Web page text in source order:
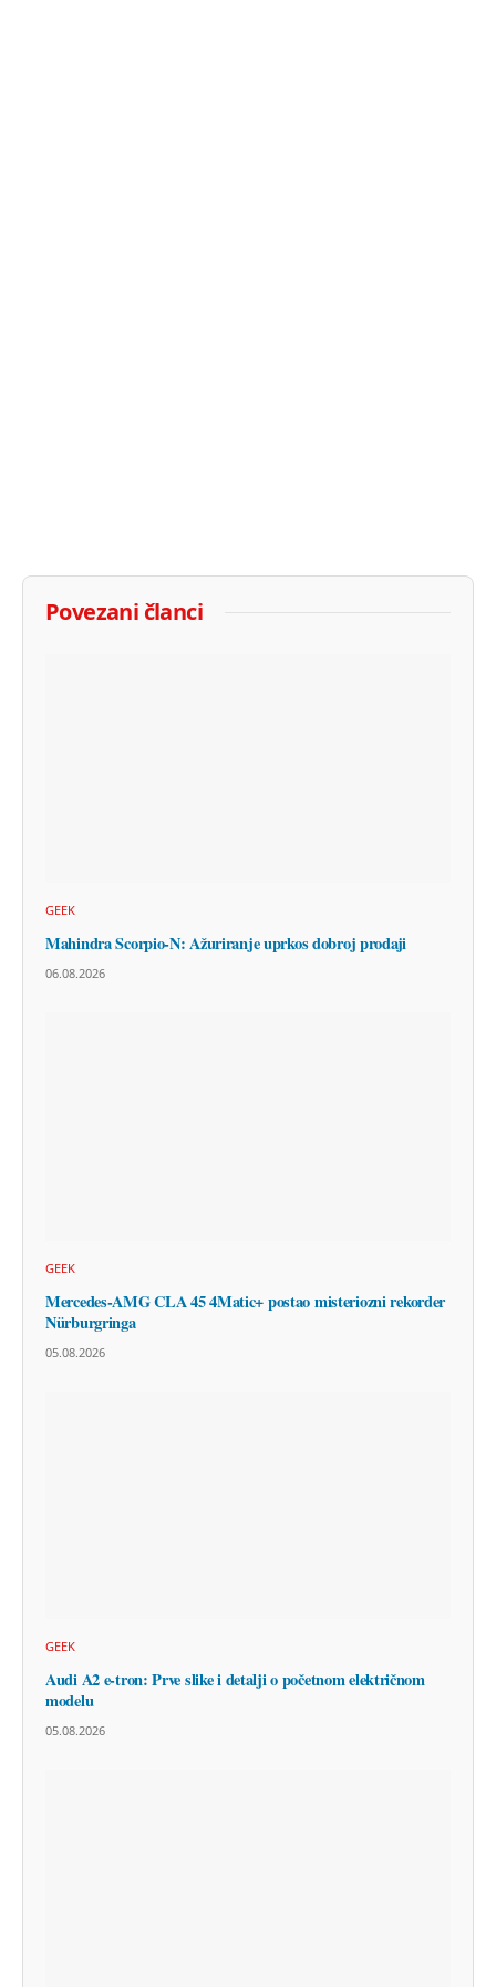
Povezani članci
GEEK
Mahindra Scorpio-N: Ažuriranje uprkos dobroj prodaji
06.08.2026
GEEK
Mercedes-AMG CLA 45 4Matic+ postao misteriozni rekorder
Nürburgringa
05.08.2026
GEEK
Audi A2 e-tron: Prve slike i detalji o početnom električnom
modelu
05.08.2026